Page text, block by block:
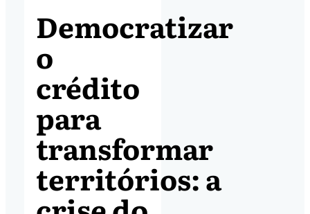
Democratizar
o
crédito
para
transformar
territórios: a